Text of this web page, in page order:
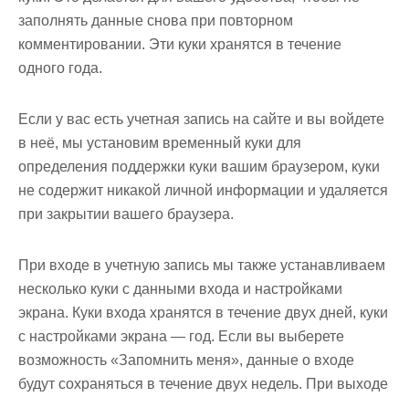
заполнять данные снова при повторном
комментировании. Эти куки хранятся в течение
одного года.
Если у вас есть учетная запись на сайте и вы войдете
в неё, мы установим временный куки для
определения поддержки куки вашим браузером, куки
не содержит никакой личной информации и удаляется
при закрытии вашего браузера.
При входе в учетную запись мы также устанавливаем
несколько куки с данными входа и настройками
экрана. Куки входа хранятся в течение двух дней, куки
с настройками экрана — год. Если вы выберете
возможность «Запомнить меня», данные о входе
будут сохраняться в течение двух недель. При выходе